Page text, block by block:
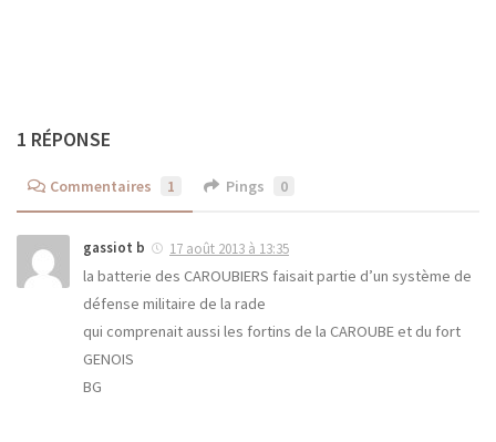
1 RÉPONSE
Commentaires 1 Pings 0
gassiot b 17 août 2013 à 13:35
la batterie des CAROUBIERS faisait partie d’un système de
défense militaire de la rade
qui comprenait aussi les fortins de la CAROUBE et du fort
GENOIS
BG